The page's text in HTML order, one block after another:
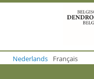
o
m
Nederlands Français